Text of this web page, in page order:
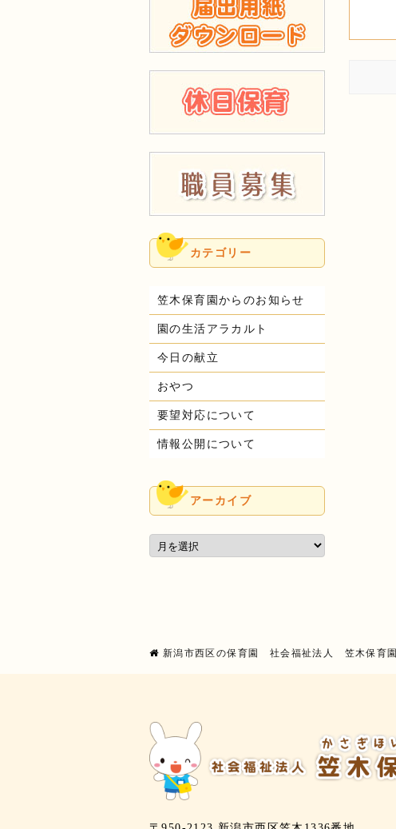
カテゴリー
笠木保育園からのお知らせ
園の生活アラカルト
今日の献立
おやつ
要望対応について
情報公開について
アーカイブ
新潟市西区の保育園 社会福祉法人 笠木保育園